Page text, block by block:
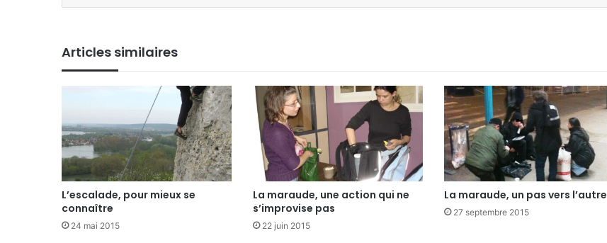
Articles similaires
L’escalade, pour mieux se
connaître
24 mai 2015
La maraude, une action qui ne
s’improvise pas
22 juin 2015
La maraude, un pas vers l’autre
27 septembre 2015